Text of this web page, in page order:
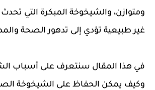
ومتوازن، والشيخوخة المبكرة التي
غير طبيعية تؤدي إلى تدهور الصحة
في هذا المقال سنتعرف على أسباب
وكيف يمكن الحفاظ على الشيخوخة